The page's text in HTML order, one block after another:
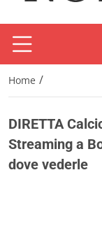
Home /
DIRETTA
Streaming a
dove vederle